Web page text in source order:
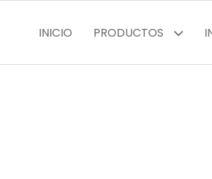
INICIO PRODUCTOS